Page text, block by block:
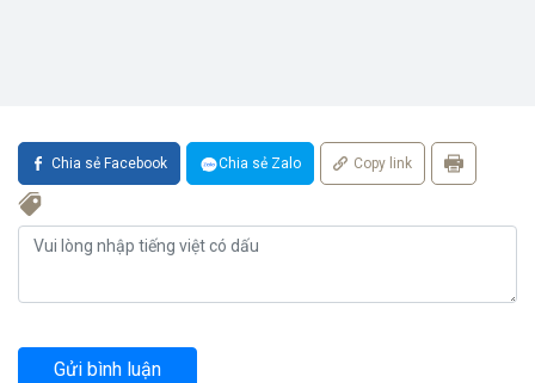
Chia sẻ Facebook Chia sẻ Zalo Copy link
Gửi bình luận